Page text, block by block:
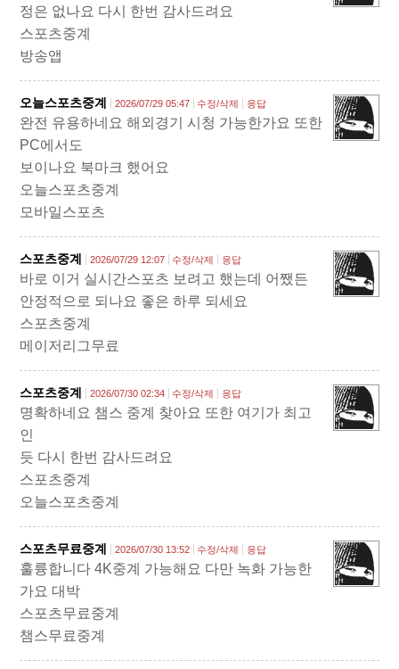
정은 없나요 다시 한번 감사드려요
스포츠중계
방송앱
오늘스포츠중계 2026/07/29 05:47 수정/삭제 응답
완전 유용하네요 해외경기 시청 가능한가요 또한
PC에서도
보이나요 북마크 했어요
오늘스포츠중계
모바일스포츠
스포츠중계 2026/07/29 12:07 수정/삭제 응답
바로 이거 실시간스포츠 보려고 했는데 어쨌든
안정적으로 되나요 좋은 하루 되세요
스포츠중계
메이저리그무료
스포츠중계 2026/07/30 02:34 수정/삭제 응답
명확하네요 챔스 중계 찾아요 또한 여기가 최고
인
듯 다시 한번 감사드려요
스포츠중계
오늘스포츠중계
스포츠무료중계 2026/07/30 13:52 수정/삭제 응답
훌륭합니다 4K중계 가능해요 다만 녹화 가능한
가요 대박
스포츠무료중계
챔스무료중계